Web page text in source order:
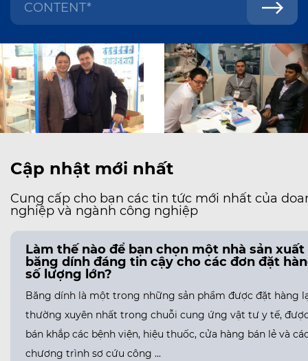
Cập nhật mới nhất
Cung cấp cho bạn các tin tức mới nhất của
nghiệp và ngành công nghiệp
Làm thế nào để bạn chọn một nhà sản xuất
băng dính đáng tin cậy cho các đơn đặt
số lượng lớn?
Băng dính là một trong những sản phẩm được đặt hàng
thường xuyên nhất trong chuỗi cung ứng vật tư y tế,
bán khắp các bệnh viện, hiệu thuốc, cửa hàng bán lẻ và
chương trình sơ cứu công ...